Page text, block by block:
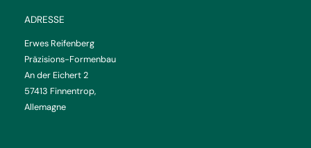
ADRESSE
Erwes Reifenberg
Präzisions-Formenbau
An der Eichert 2
57413 Finnentrop,
Allemagne